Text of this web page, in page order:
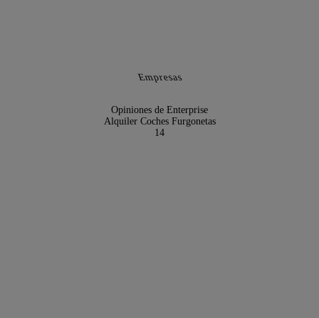
Empresas
Opiniones de Enterprise
Alquiler Coches Furgonetas
14